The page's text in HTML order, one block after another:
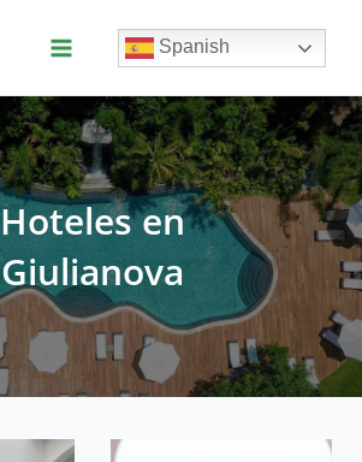
Main
Menu
Spanish
Hoteles en
Giulianova